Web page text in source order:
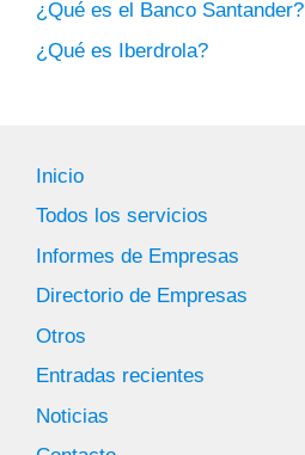
¿Qué es el Banco Santander?
¿Qué es Iberdrola?
Inicio
Todos los servicios
Informes de Empresas
Directorio de Empresas
Otros
Entradas recientes
Noticias